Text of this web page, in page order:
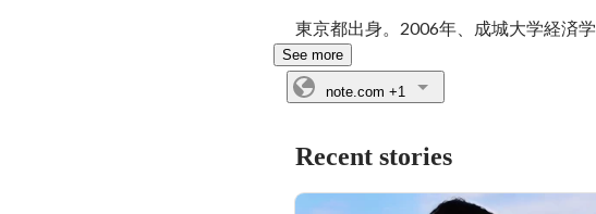
東京都出身。2006年、成城大学経済
See more
note.com +1
Recent stories